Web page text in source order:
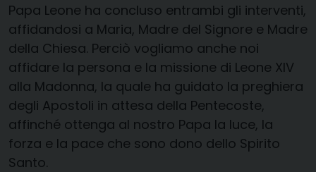
Papa Leone ha concluso entrambi gli interventi,
affidandosi a Maria, Madre del Signore e Madre
della Chiesa. Perciò vogliamo anche noi
affidare la persona e la missione di Leone XIV
alla Madonna, la quale ha guidato la preghiera
degli Apostoli in attesa della Pentecoste,
affinché ottenga al nostro Papa la luce, la
forza e la pace che sono dono dello Spirito
Santo.